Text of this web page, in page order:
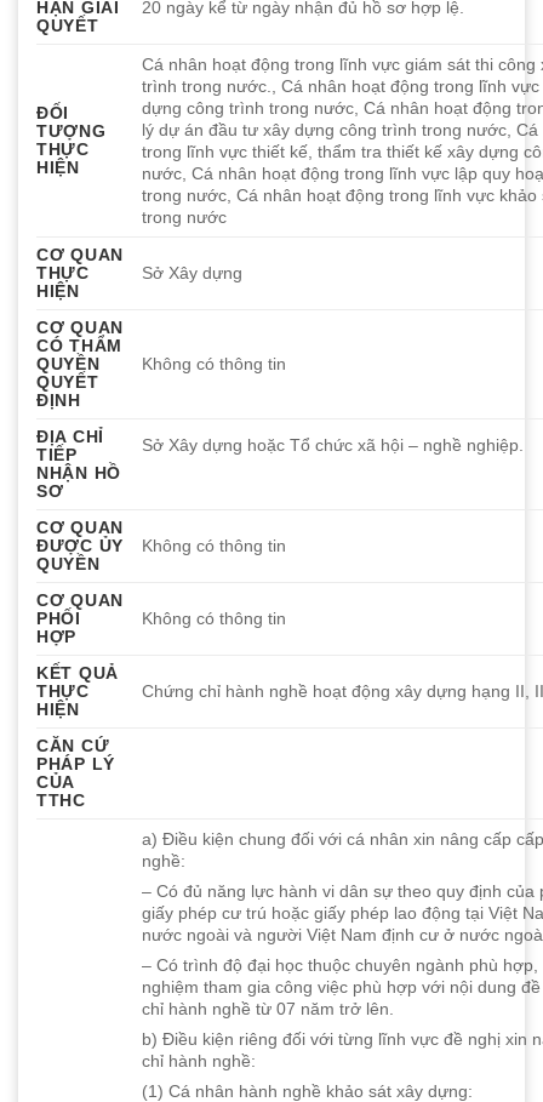
HẠN GIẢI
QUYẾT
20 ngày kể từ ngày nhận đủ hồ sơ hợp lệ.
ĐỐI
TƯỢNG
THỰC
HIỆN
Cá nhân hoạt động trong lĩnh vực giám sát thi công
trình trong nước., Cá nhân hoạt động trong lĩnh vực
dựng công trình trong nước, Cá nhân hoạt động
lý dự án đầu tư xây dựng công trình trong nước,
trong lĩnh vực thiết kế, thẩm tra thiết kế xây dựng
nước, Cá nhân hoạt động trong lĩnh vực lập quy
trong nước, Cá nhân hoạt động trong lĩnh vực khảo
trong nước
CƠ QUAN
THỰC
HIỆN
Sở Xây dựng
CƠ QUAN
CÓ THẨM
QUYỀN
QUYẾT
ĐỊNH
Không có thông tin
ĐỊA CHỈ
TIẾP
NHẬN HỒ
SƠ
Sở Xây dựng hoặc Tổ chức xã hội – nghề nghiệp.
CƠ QUAN
ĐƯỢC ỦY
QUYỀN
Không có thông tin
CƠ QUAN
PHỐI
HỢP
Không có thông tin
KẾT QUẢ
THỰC
HIỆN
Chứng chỉ hành nghề hoạt động xây dựng hạng II,
CĂN CỨ
PHÁP LÝ
CỦA
TTHC
a) Điều kiện chung đối với cá nhân xin nâng cấp
nghề:
– Có đủ năng lực hành vi dân sự theo quy định của
giấy phép cư trú hoặc giấy phép lao động tại Việt
nước ngoài và người Việt Nam định cư ở nước
– Có trình độ đại học thuộc chuyên ngành phù
nghiệm tham gia công việc phù hợp với nội dung
chỉ hành nghề từ 07 năm trở lên.
b) Điều kiện riêng đối với từng lĩnh vực đề nghị xin
chỉ hành nghề:
(1) Cá nhân hành nghề khảo sát xây dựng: